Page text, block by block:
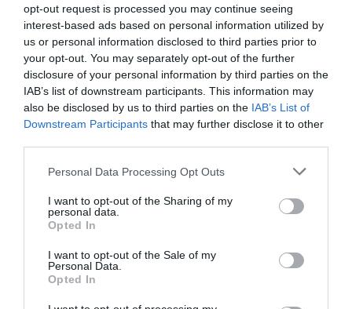
opt-out request is processed you may continue seeing
interest-based ads based on personal information utilized by
us or personal information disclosed to third parties prior to
your opt-out. You may separately opt-out of the further
disclosure of your personal information by third parties on the
IAB’s list of downstream participants. This information may
also be disclosed by us to third parties on the IAB’s List of
Downstream Participants that may further disclose it to other
Personal Data Processing Opt Outs
I want to opt-out of the Sharing of my
personal data.
Opted In
I want to opt-out of the Sale of my
Personal Data.
Opted In
RELACIONADES
creen la primera
empresa per el
reciclatge integral
de parcs eòlics
bosc per millorar el
compensar
emissions
més de
millores de